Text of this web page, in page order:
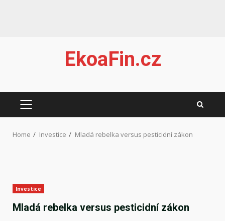
EkoaFin.cz
PRIMARY
Home Investice Mladá rebelka versus pesticidní zákon
Investice
Mladá rebelka versus pesticidní zákon